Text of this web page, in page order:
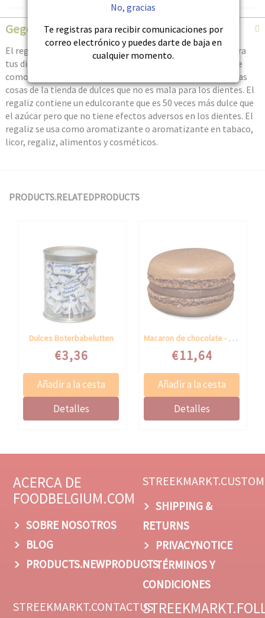
Gegevens
El regaliz es un palo que puedes masticar. Eso es bueno para
tus dientes. Tiene un sabor muy agradable y dulce. Se vende
como dulce en algunas tiendas de dulces. Es una de las pocas
cosas de la tienda de dulces que no es mala para los dientes. El
regaliz contiene un edulcorante que es 50 veces más dulce que
el azúcar pero que no tiene efectos adversos en los dientes. El
regaliz se usa como aromatizante o aromatizante en tabaco,
licor, regaliz, alimentos y cosméticos.
PRODUCTS.RELATEDPRODUCTS
Dulces Boterbabelutten
Speciale prijs
€3,36
Macaron de chocolate - Jean-Pierre
Speciale prijs
€11,64
ACERCA DE
FOODBELGIUM.COM
SOBRE NOSOTROS
BLOG
PRODUCTS.NEWPRODUCTS
SHIPPING &
RETURNS
PRIVACYNOTICE
TÉRMINOS Y
CONDICIONES
STREEKMARKT.CONTACTUS
No, gracias
Te registras para recibir comunicaciones por
correo electrónico y puedes darte de baja en
cualquier momento.